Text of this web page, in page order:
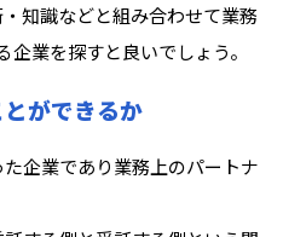
知識などと組み合わせて業務
業を探すと良いでしょう。
ができるか
企業であり業務上のパートナ